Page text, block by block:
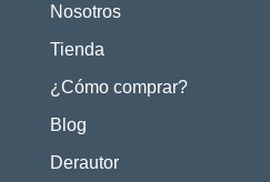
Nosotros
Tienda
¿Cómo comprar?
Blog
Derautor